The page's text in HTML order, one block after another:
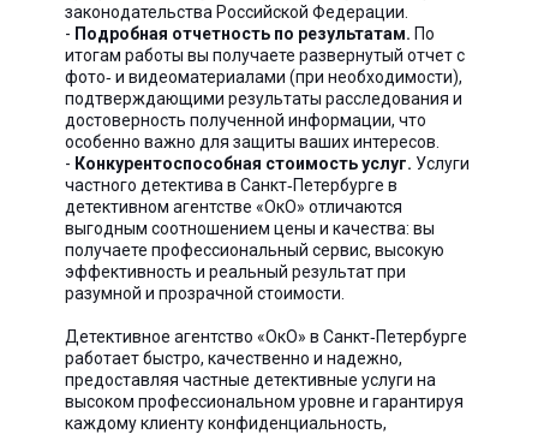
законодательства Российской Федерации.
- Подробная отчетность по результатам. По
итогам работы вы получаете развернутый отчет с
фото‑ и видеоматериалами (при необходимости),
подтверждающими результаты расследования и
достоверность полученной информации, что
особенно важно для защиты ваших интересов.
- Конкурентоспособная стоимость услуг. Услуги
частного детектива в Санкт‑Петербурге в
детективном агентстве «ОкО» отличаются
выгодным соотношением цены и качества: вы
получаете профессиональный сервис, высокую
эффективность и реальный результат при
разумной и прозрачной стоимости.
Детективное агентство «ОкО» в Санкт‑Петербурге
работает быстро, качественно и надежно,
предоставляя частные детективные услуги на
высоком профессиональном уровне и гарантируя
каждому клиенту конфиденциальность,